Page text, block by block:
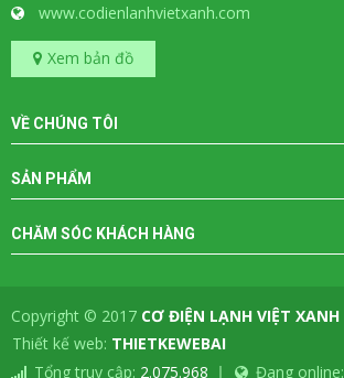
www.codienlanhvietxanh.com
Xem bản đồ
VỀ CHÚNG TÔI
SẢN PHẨM
CHĂM SÓC KHÁCH HÀNG
Copyright © 2017 CƠ ĐIỆN LẠNH VIỆT XANH
Thiết kế web: THIETKEWEBAI
Tổng truy cập: 2.075.968 Đang online: